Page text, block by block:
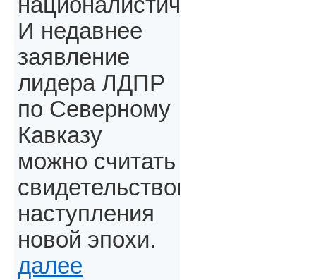
националистическое.
И недавнее
заявление
лидера ЛДПР
по Северному
Кавказу
можно считать
свидетельством
наступления
новой эпохи.
далее